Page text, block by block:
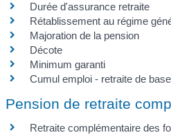
Durée d'assurance retraite
Rétablissement au régime
Majoration de la pension
Décote
Minimum garanti
Cumul emploi - retraite de base
Pension de retraite
Retraite complémentaire des